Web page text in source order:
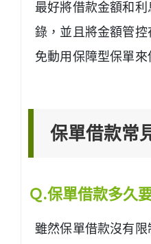
最好將借款金額和
錄，並且將金額管
免動用保障型保單來
保單借款常
Ｑ.保單借款多久
雖然保單借款沒有